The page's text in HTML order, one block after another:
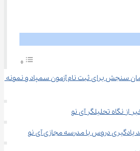
اطلاعیه سازمان سنجش برای ثبت ‌نام آزمون سمپاد و نمونه
از نگاه تحلیلگر آی نو
یادگیری دروس با مدرسه مجازی آی ‌نو